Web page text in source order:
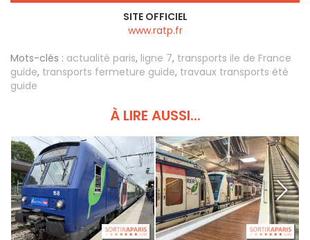
SITE OFFICIEL
www.ratp.fr
Mots-clés : actualité paris, ligne 7, transports ile de France
guide, transports fermeture guide, travaux transports été
guide
À LIRE AUSSI...